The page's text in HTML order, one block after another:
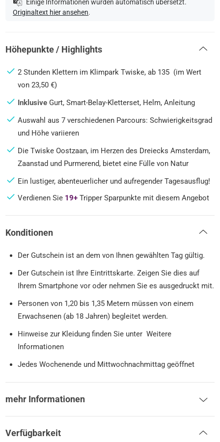
Einige Informationen wurden automatisch übersetzt.
Originaltext hier ansehen.
Höhepunkte / Highlights
2 Stunden Klettern im Klimpark Twiske, ab 135 (im Wert
von 23,50 €)
Inklusive Gurt, Smart-Belay-Kletterset, Helm, Anleitung
Auswahl aus 7 verschiedenen Parcours: Schwierigkeitsgrad
und Höhe variieren
Die Twiske Oostzaan, im Herzen des Dreiecks Amsterdam,
Zaanstad und Purmerend, bietet eine Fülle von Natur
Ein lustiger, abenteuerlicher und aufregender Tagesausflug!
Verdienen Sie 19+ Tripper Sparpunkte mit diesem Angebot
Konditionen
Der Gutschein ist an dem von Ihnen gewählten Tag gültig.
Der Gutschein ist Ihre Eintrittskarte. Zeigen Sie dies auf
Ihrem Smartphone vor oder nehmen Sie es ausgedruckt mit.
Personen von 1,20 bis 1,35 Metern müssen von einem
Erwachsenen (ab 18 Jahren) begleitet werden.
Hinweise zur Kleidung finden Sie unter Weitere
Informationen
Jedes Wochenende und Mittwochnachmittag geöffnet
mehr Informationen
Verfügbarkeit